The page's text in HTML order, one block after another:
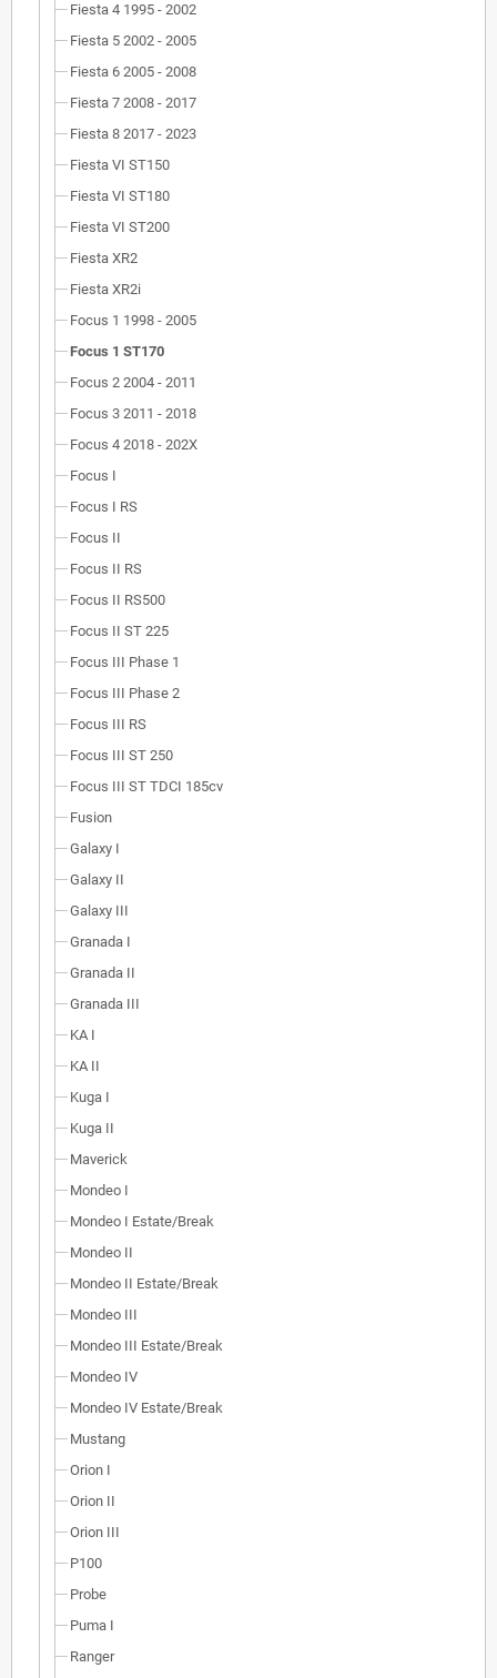
Fiesta 4 1995 - 2002
Fiesta 5 2002 - 2005
Fiesta 6 2005 - 2008
Fiesta 7 2008 - 2017
Fiesta 8 2017 - 2023
Fiesta VI ST150
Fiesta VI ST180
Fiesta VI ST200
Fiesta XR2
Fiesta XR2i
Focus 1 1998 - 2005
Focus 1 ST170
Focus 2 2004 - 2011
Focus 3 2011 - 2018
Focus 4 2018 - 202X
Focus I
Focus I RS
Focus II
Focus II RS
Focus II RS500
Focus II ST 225
Focus III Phase 1
Focus III Phase 2
Focus III RS
Focus III ST 250
Focus III ST TDCI 185cv
Fusion
Galaxy I
Galaxy II
Galaxy III
Granada I
Granada II
Granada III
KA I
KA II
Kuga I
Kuga II
Maverick
Mondeo I
Mondeo I Estate/Break
Mondeo II
Mondeo II Estate/Break
Mondeo III
Mondeo III Estate/Break
Mondeo IV
Mondeo IV Estate/Break
Mustang
Orion I
Orion II
Orion III
P100
Probe
Puma I
Ranger